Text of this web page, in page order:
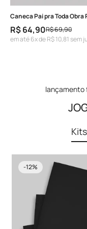
Caneca Pai pra Toda
Preço
de
R$ 64,90
Preço
regular
R$ 69,90
em até 6x de R$ 10,81 sem
lançamento
-12%